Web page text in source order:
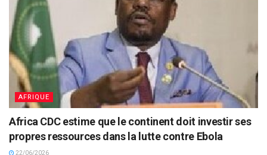
AFRIQUE
Africa CDC estime que le continent doit investir ses
propres ressources dans la lutte contre Ebola
22/06/2026